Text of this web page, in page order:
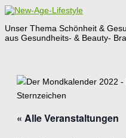
Unser Thema Schönheit &
aus Gesundheits- & Beauty-
« Alle Veranstaltungen